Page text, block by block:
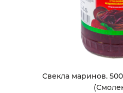
Свекла маринов.